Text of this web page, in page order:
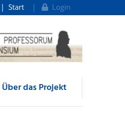
Start Login
Über das Projekt